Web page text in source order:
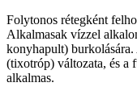
Folytonos rétegként
Alkalmasak vízzel
konyhapult)
(tixotróp) változata, és a
alkalmas.